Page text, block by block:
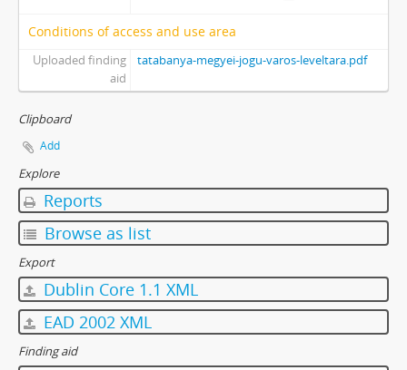
Conditions of access and use area
Uploaded finding
aid
tatabanya-megyei-jogu-varos-leveltara.pdf
Clipboard
Add
Explore
Reports
Browse as list
Export
Dublin Core 1.1 XML
EAD 2002 XML
Finding aid